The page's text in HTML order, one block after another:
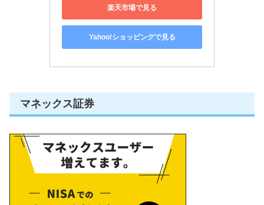
楽天市場で見る
Yahoo!ショッピングで見る
マネックス証券